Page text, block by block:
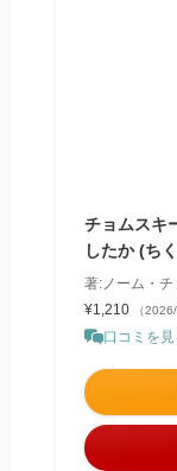
チョムスキ
したか (ち
著:ノーム・チ
¥1,210
（
口コミを見